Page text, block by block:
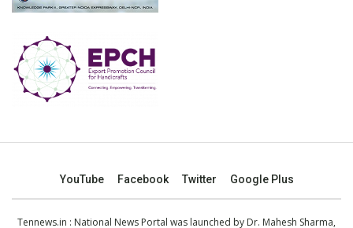
YouTube Facebook Twitter Google Plus
Tennews.in : National News Portal was launched by Dr. Mahesh Sharma,